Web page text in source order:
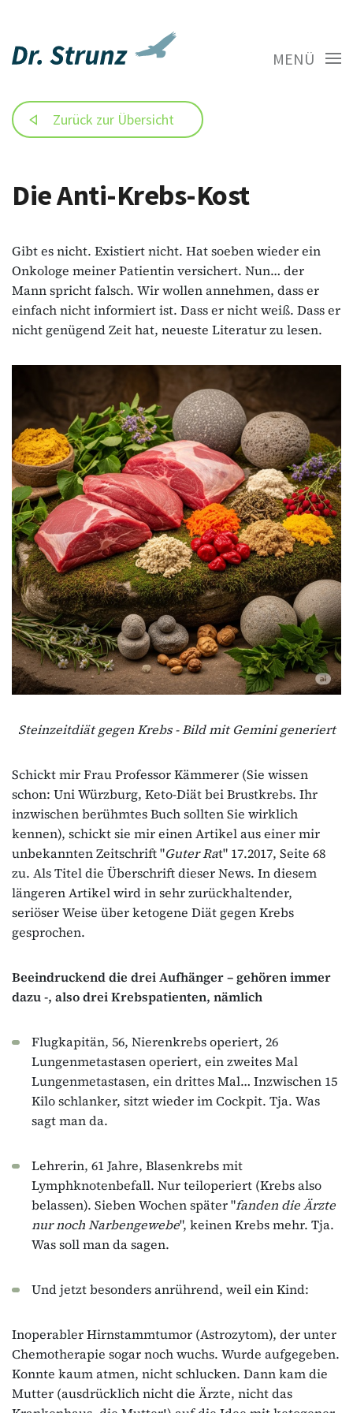
MENÜ
Zurück zur Übersicht
Die Anti-Krebs-Kost
Gibt es nicht. Existiert nicht. Hat soeben wieder ein
Onkologe meiner Patientin versichert. Nun… der
Mann spricht falsch. Wir wollen annehmen, dass er
einfach nicht informiert ist. Dass er nicht weiß. Dass er
nicht genügend Zeit hat, neueste Literatur zu lesen.
Steinzeitdiät gegen Krebs - Bild mit Gemini generiert
Schickt mir Frau Professor Kämmerer (Sie wissen
schon: Uni Würzburg, Keto-Diät bei Brustkrebs. Ihr
inzwischen berühmtes Buch sollten Sie wirklich
kennen), schickt sie mir einen Artikel aus einer mir
unbekannten Zeitschrift "Guter Rat" 17.2017, Seite 68
zu. Als Titel die Überschrift dieser News. In diesem
längeren Artikel wird in sehr zurückhaltender,
seriöser Weise über ketogene Diät gegen Krebs
gesprochen.
Beeindruckend die drei Aufhänger – gehören immer
dazu -, also drei Krebspatienten, nämlich
Flugkapitän, 56, Nierenkrebs operiert, 26
Lungenmetastasen operiert, ein zweites Mal
Lungenmetastasen, ein drittes Mal… Inzwischen 15
Kilo schlanker, sitzt wieder im Cockpit. Tja. Was
sagt man da.
Lehrerin, 61 Jahre, Blasenkrebs mit
Lymphknotenbefall. Nur teiloperiert (Krebs also
belassen). Sieben Wochen später "fanden die Ärzte
nur noch Narbengewebe", keinen Krebs mehr. Tja.
Was soll man da sagen.
Und jetzt besonders anrührend, weil ein Kind:
Inoperabler Hirnstammtumor (Astrozytom), der unter
Chemotherapie sogar noch wuchs. Wurde aufgegeben.
Konnte kaum atmen, nicht schlucken. Dann kam die
Mutter (ausdrücklich nicht die Ärzte, nicht das